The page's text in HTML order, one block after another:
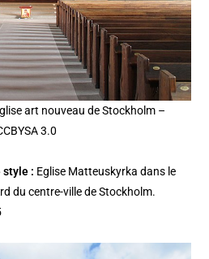
art nouveau de Stockholm –
3.0
style : Eglise Matteuskyrka dans le
du centre-ville de Stockholm.